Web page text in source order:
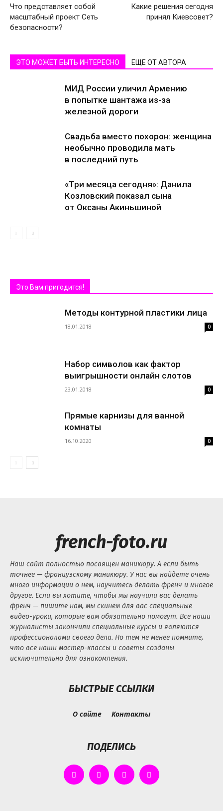
Что представляет собой
масштабный проект Сеть
безопасности?
Какие решения сегодня
принял Киевсовет?
ЭТО МОЖЕТ БЫТЬ ИНТЕРЕСНО ЕЩЕ ОТ АВТОРА
МИД России уличил Армению
в попытке шантажа из-за
железной дороги
Свадьба вместо похорон: женщина
необычно проводила мать
в последний путь
«Три месяца сегодня»: Данила
Козловский показал сына
от Оксаны Акиньшиной
Это Вам пригодится!
Методы контурной пластики лица
18.01.2018 0
Набор символов как фактор
выигрышности онлайн слотов
23.01.2018 0
Прямые карнизы для ванной
комнаты
16.10.2020 0
french-foto.ru
Наш сайт полностью посвящен маникюру. А если быть
точнее — французскому маникюру. У нас вы найдете очень
много информации о нем, научитесь делать френч и многое
другое. Если вы хотите, чтобы мы научили вас делать
френч — пишите нам, мы скинем для вас специальные
видео-уроки, которые вам обязательно помогут. Все наши
журналисты закончили специальные курсы и являются
профессионалами своего дела. Но тем не менее помните,
что все наши мастер-классы и советы созданы
исключительно для ознакомления.
БЫСТРЫЕ ССЫЛКИ
О сайте Контакты
ПОДЕЛИСЬ